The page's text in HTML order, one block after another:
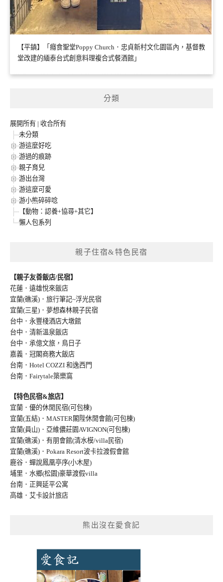
【平鎮】「癮食聖堂Poppy Church．忠貞新村文化園區內，基督教
堂改建的緬泰台式創意料理複合式餐酒館」
分類
展開所有 | 收合所有
未分類
游這麼好吃
游過的痕跡
親子育兒
游出台灣
游這麼可愛
游小熊碎碎唸
【動物：認養+協尋+其它】
懶人包系列
親子住宿&特色民宿
【親子友善飯店/民宿】
花蓮．遠雄悅來飯店
宜蘭(礁溪)．旅行筆記~浮光民宿
宜蘭(三星)．夢想森林親子民宿
台中．永豐棧酒店大墩館
台中．清新溫泉飯店
台中．承億文旅，鳥日子
嘉義．冠閣商務大飯店
台南．Hotel COZZI 和逸西門
台南．Fairytale築樂窩
【特色民宿&旅店】
宜蘭．優的休閒民宿(可包棟)
宜蘭(五結)．MASTER閣陛休閒會館(可包棟)
宜蘭(員山)．亞維儂莊園AVIGNON(可包棟)
宜蘭(礁溪)．有朋會館(清水模/villa民宿)
宜蘭(礁溪)．Pokara Resort波卡拉渡假會館
鹿谷．蟬說鳳凰亭序(小木屋)
埔里．水鄉(松園)豪華渡假villa
台南．正興延平公寓
高雄．艾卡設計旅店
熊出沒在愛食記